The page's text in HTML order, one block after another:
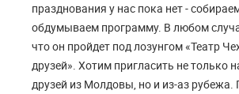
празднования у нас пока нет -
обдумываем программу. В любом
что он пройдет под лозунгом «Театр
друзей». Хотим пригласить не только
друзей из Молдовы, но и из-аз рубежа.